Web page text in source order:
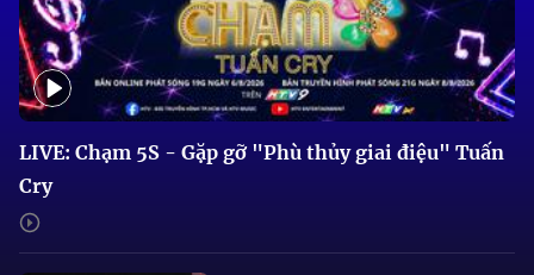
LIVE: Chạm 5S - Gặp gỡ "Phù thủy giai điệu" Tuấn
Cry